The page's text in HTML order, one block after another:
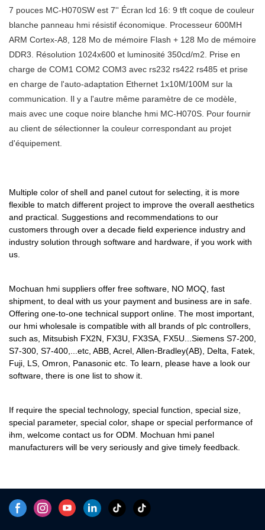
7 pouces MC-H070SW est 7'' Écran lcd 16: 9 tft coque de couleur
blanche panneau hmi résistif économique. Processeur 600MH
ARM Cortex-A8, 128 Mo de mémoire Flash + 128 Mo de mémoire
DDR3. Résolution 1024x600 et luminosité 350cd/m2. Prise en
charge de COM1 COM2 COM3 avec rs232 rs422 rs485 et prise
en charge de l'auto-adaptation Ethernet 1x10M/100M sur la
communication. Il y a l'autre même paramètre de ce modèle,
mais avec une coque noire blanche hmi MC-H070S. Pour fournir
au client de sélectionner la couleur correspondant au projet
d'équipement.
de commande MOCHUAN hmi
dc24v tft 1024x600 ethernet
rs485 modbus 7 '' MC-H070SW
pour contrôleur plc peuvent
être personnalisées en fonction
de vos besoins.boîtier industriel
ip65 7 pouces lcd inwall dc24v
pas cher hmi pour plc par
rapport à des produits
similaires sur le marché, il
en termes de performances, de
qualité, d'apparence, etc., et
jouit d'une bonne réputation sur
le marché.
Mochuan tft lcd ethernet rtu
tcp/ip 1024x600 7'' MC-
H070SW peuvent être
personnalisées en fonction de
vos besoins. L'utilisation de
technologies hautement
avancées contribue à la
fabrication sûre et efficace du
produit. À l'heure actuelle, l'hmi
largement vu dans le ou les
domaines d'application des
moniteurs à écran tactile.
pouces
haute qualité, utilisant une
technologie de fabrication
avancée et un savoir-faire de
performances fiables, une
haute qualité, une excellente
qualité, jouissent d'une bonne
réputation et d'une popularité
une IHM de couleur blanche
processeur cortex-A8 de 600
MHz. Si vous aimez la couleur
blanche avec Ethernet,
choisissez-le ne vous trompera
pas.
Multiple color of shell and panel cutout for selecting, it is more
flexible to match different project to improve the overall aesthetics
and practical. Suggestions and recommendations to our
customers through over a decade field experience industry and
industry solution through software and hardware, if you work with
us.
Mochuan hmi suppliers offer free software, NO MOQ, fast
shipment, to deal with us your payment and business are in safe.
Offering one-to-one technical support online. The most important,
our hmi wholesale is compatible with all brands of plc controllers,
such as, Mitsubish FX2N, FX3U, FX3SA, FX5U...Siemens S7-200,
S7-300, S7-400,...etc, ABB, Acrel, Allen-Bradley(AB), Delta, Fatek,
Fuji, LS, Omron, Panasonic etc. To learn, please have a look our
software, there is one list to show it.
If require the special technology, special function, special size,
special parameter, special color, shape or special performance of
ihm, welcome contact us for ODM. Mochuan hmi panel
manufacturers will be very seriously and give timely feedback.